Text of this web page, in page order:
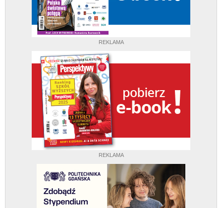
REKLAMA
REKLAMA